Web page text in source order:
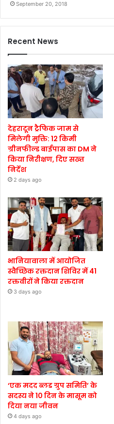
September 20, 2018
Recent News
देहरादून ट्रैफिक जाम से
मिलेगी मुक्ति: 12 किमी
ग्रीनफील्ड बाईपास का DM ने
किया निरीक्षण, दिए सख्त
निर्देश
2 days ago
भानियावाला में आयोजित
स्वैच्छिक रक्तदान शिविर में 41
रक्तवीरों ने किया रक्तदान
3 days ago
‘एक मदद ब्लड ग्रुप समिति’ के
सदस्य ने 10 दिन के मासूम को
दिया नया जीवन
4 days ago